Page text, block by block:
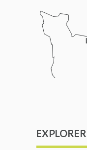
EXPLORER